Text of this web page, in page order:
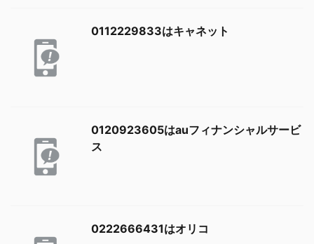
0112229833はキャネット
0120923605はauフィナンシャルサービ
ス
0222666431はオリコ